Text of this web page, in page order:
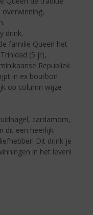
overwinning,
drink.
familie Queen het
(5 jr),
Republiek
in ex bourbon
op column wijze
cardamom,
dit een heerlijk
Dit drink je
in het leven!